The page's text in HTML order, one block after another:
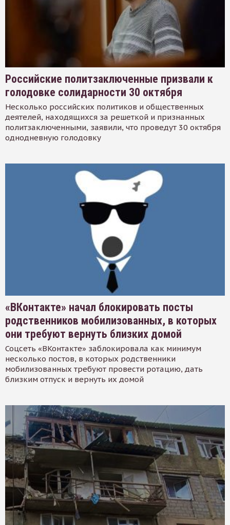
Российские политзаключенные призвали к
голодовке солидарности 30 октября
Несколько российских политиков и общественных
деятелей, находящихся за решеткой и признанных
политзаключенными, заявили, что проведут 30 октября
однодневную голодовку
«ВКонтакте» начал блокировать посты
родственников мобилизованных, в которых
они требуют вернуть близких домой
Соцсеть «ВКонтакте» заблокировала как минимум
несколько постов, в которых родственники
мобилизованных требуют провести ротацию, дать
близким отпуск и вернуть их домой